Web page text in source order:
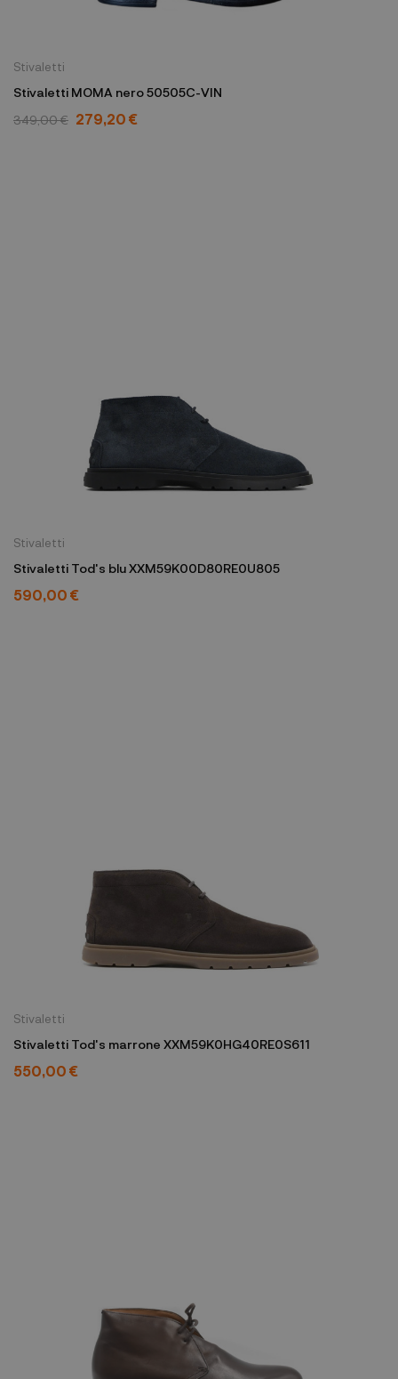
Stivaletti
Stivaletti MOMA nero 50505C-VIN
349,00 € 279,20 €
Stivaletti
Stivaletti Tod's blu XXM59K00D80RE0U805
590,00 €
Stivaletti
Stivaletti Tod's marrone XXM59K0HG40RE0S611
550,00 €